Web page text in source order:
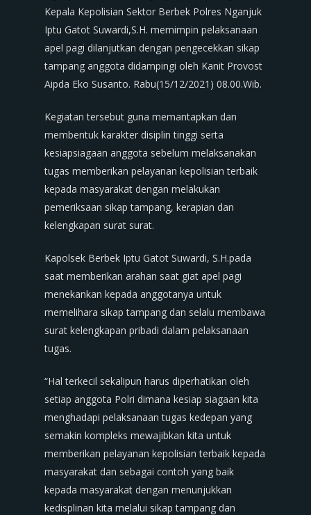
Kepala Kepolisian Sektor Berbek Polres Nganjuk
Iptu Gatot Suwardi,S.H. memimpin pelaksanaan
apel pagi dilanjutkan dengan pengecekkan sikap
tampang anggota didampingi oleh Kanit Provost
Aipda Eko Susanto. Rabu(15/12/2021) 08.00.Wib.
Kegiatan tersebut guna memantapkan dan
membentuk karakter disiplin tinggi serta
kesiapsiagaan anggota sebelum melaksanakan
tugas memberikan pelayanan kepolisian terbaik
kepada masyarakat dengan melakukan
pemeriksaan sikap tampang, kerapian dan
kelengkapan surat surat.
Kapolsek Berbek Iptu Gatot Suwardi, S.H.pada
saat memberikan arahan saat giat apel pagi
menekankan kepada anggotanya untuk
memelihara sikap tampang dan selalu membawa
surat kelengkapan pribadi dalam pelaksanaan
tugas.
“Hal terkecil sekalipun harus diperhatikan oleh
setiap anggota Polri dimana kesiap siagaan kita
menghadapi pelaksanaan tugas kedepan yang
semakin kompleks mewajibkan kita untuk
memberikan pelayanan kepolisian terbaik kepada
masyarakat dan sebagai contoh yang baik
kepada masyarakat dengan menunjukkan
kedisplinan kita melalui sikap tampang dan